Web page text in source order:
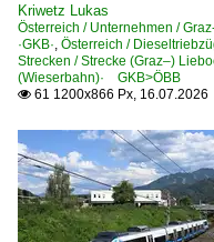
ETR 460
ETR 485
ETR 500
ETR 575 AGV
ETR 600
ETR 610
ETR 675
Kriwetz Lukas
Österreich / Unternehmen /
·GKB·, Österreich /
Strecken / Strecke (Graz–)
(Wieserbahn)· GKB>ÖBB
 61 1200x866 Px, 16.07.2026